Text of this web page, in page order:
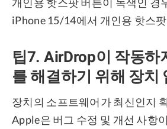
iPhone 15/14에서 개인용 핫스
팁7. AirDrop이 작동하
를 해결하기 위해 장치
장치의 소프트웨어가 최신인지
Apple은 버그 수정 및 개선 사항